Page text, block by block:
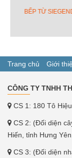
BẾP TỪ
Trang chủ Giới
CÔNG TY TNHH
CS 1: 180 Tô
CS 2: (Đối diện
Hiến, tỉnh Hưng Yên.
CS 3: (Đối diện